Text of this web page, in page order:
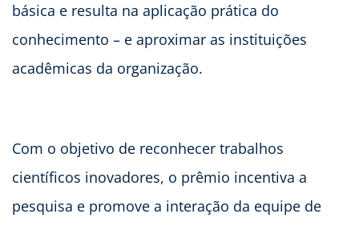
básica e resulta na aplicação prática do
conhecimento – e aproximar as instituições
acadêmicas da organização.
Com o objetivo de reconhecer trabalhos
científicos inovadores, o prêmio incentiva a
pesquisa e promove a interação da equipe de